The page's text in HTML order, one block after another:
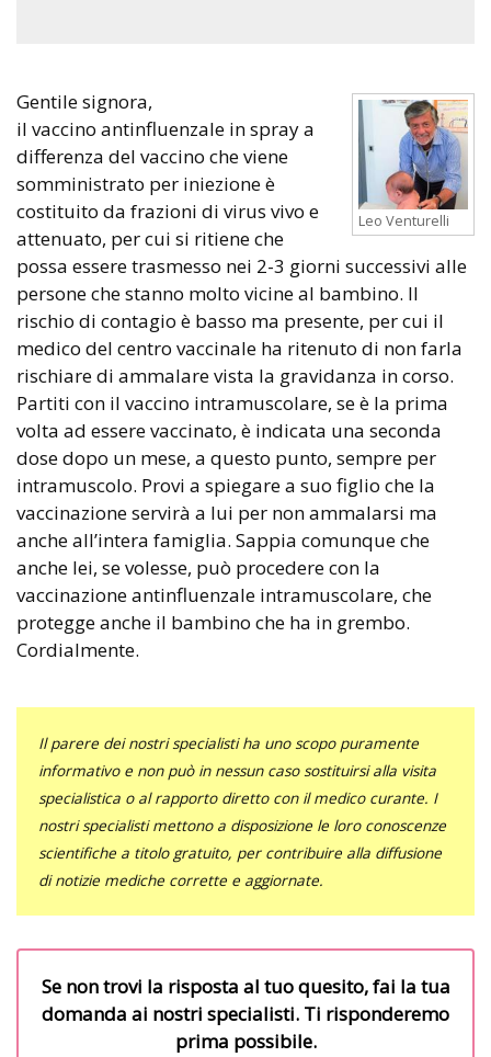
Leo Venturelli
Gentile signora,
il vaccino antinfluenzale in spray a
differenza del vaccino che viene
somministrato per iniezione è
costituito da frazioni di virus vivo e
attenuato, per cui si ritiene che
possa essere trasmesso nei 2-3 giorni successivi alle
persone che stanno molto vicine al bambino. Il
rischio di contagio è basso ma presente, per cui il
medico del centro vaccinale ha ritenuto di non farla
rischiare di ammalare vista la gravidanza in corso.
Partiti con il vaccino intramuscolare, se è la prima
volta ad essere vaccinato, è indicata una seconda
dose dopo un mese, a questo punto, sempre per
intramuscolo. Provi a spiegare a suo figlio che la
vaccinazione servirà a lui per non ammalarsi ma
anche all’intera famiglia. Sappia comunque che
anche lei, se volesse, può procedere con la
vaccinazione antinfluenzale intramuscolare, che
protegge anche il bambino che ha in grembo.
Cordialmente.
Il parere dei nostri specialisti ha uno scopo puramente
informativo e non può in nessun caso sostituirsi alla visita
specialistica o al rapporto diretto con il medico curante. I
nostri specialisti mettono a disposizione le loro conoscenze
scientifiche a titolo gratuito, per contribuire alla diffusione
di notizie mediche corrette e aggiornate.
Se non trovi la risposta al tuo quesito, fai la tua
domanda ai nostri specialisti. Ti risponderemo
prima possibile.